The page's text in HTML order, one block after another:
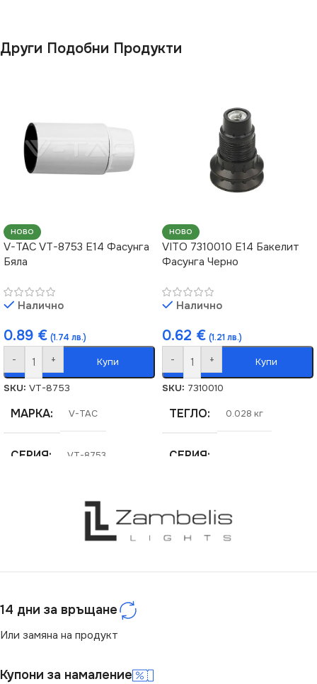
Други Подобни Продукти
НОВО
V-TAC VT-8753 E14 Фасунга
Бяла
Налично
0.89 € (1.74 лв.)
- + Купи
SKU: VT-8753
МАРКА V-TAC
СЕРИЯ VT-8753
ЦОКЪЛ E27
НОВО
VITO 7310010 E14 Бакелит
Фасунга Черно
Налично
0.62 € (1.21 лв.)
- + Купи
SKU: 7310010
ТЕГЛО 0.028 кг
СЕРИЯ
14 дни за връщане
Или замяна на продукт
Купони за намаление